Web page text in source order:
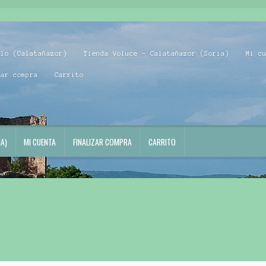
(Calatañazor) Tienda Voluce – Calatañazor (Soria) Mi
compra Carrito
MI CUENTA FINALIZAR COMPRA CARRITO